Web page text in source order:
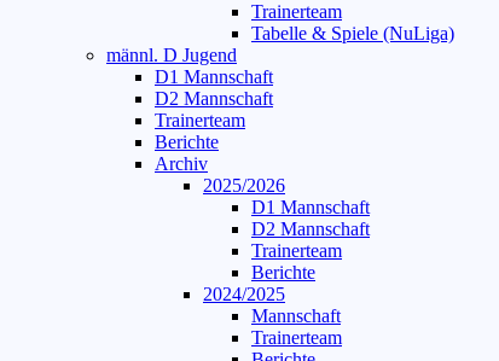
Trainerteam
Tabelle & Spiele (NuLiga)
männl. D Jugend
D1 Mannschaft
D2 Mannschaft
Trainerteam
Berichte
Archiv
2025/2026
D1 Mannschaft
D2 Mannschaft
Trainerteam
Berichte
2024/2025
Mannschaft
Trainerteam